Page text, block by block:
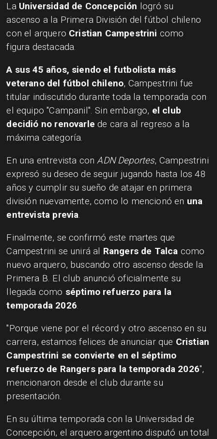
La Universidad de Concepción logró su
ascenso a la Primera División del fútbol chileno
con el arquero Cristian Campestrini como
figura destacada.
A sus 45 años, siendo el futbolista más
veterano del fútbol chileno, Campestrini fue
titular indiscutido durante toda la temporada con
el equipo "Campanil". Sin embargo, el club
decidió no renovarle de cara al regreso a la
máxima categoría.
En una entrevista conADN Deportes, Campestrini
expresó su deseo de seguir jugando hasta los 48
años y cumplir su sueño de atajar en primera
división nuevamente, como lo mencionó en una
entrevista previa.
Finalmente, se confirmó este martes que
Campestrini se unirá al Rangers de Talca como
nuevo arquero, buscando otro ascenso desde la
Primera B. El club anunció oficialmente su
llegada como séptimo refuerzo para la
temporada 2026.
"Porque viene por el récord y otro ascenso en su
carrera, estamos felices de anunciar que Cristian
Campestrini se convierte en el séptimo
refuerzo de Rangers para la temporada 2026",
mencionaron desde el club durante su
presentación.
En su última temporada con la Universidad de
Concepción, el arquero argentino disputó un total